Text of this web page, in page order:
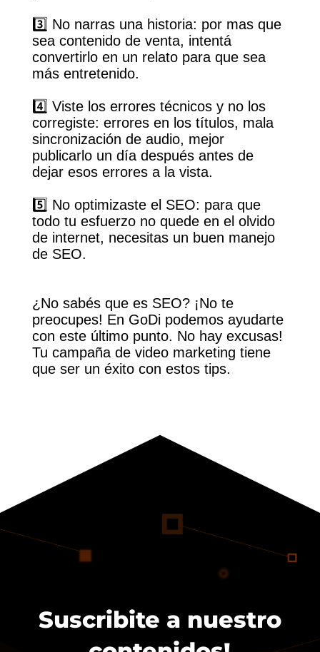
3️⃣ No narras una historia: por mas que
sea contenido de venta, intentá
convertirlo en un relato para que sea
más entretenido.
4️⃣ Viste los errores técnicos y no los
corregiste: errores en los títulos, mala
sincronización de audio, mejor
publicarlo un día después antes de
dejar esos errores a la vista.
5️⃣ No optimizaste el SEO: para que
todo tu esfuerzo no quede en el olvido
de internet, necesitas un buen manejo
de SEO.
¿No sabés que es SEO? ¡No te
preocupes! En GoDi podemos ayudarte
con este último punto. No hay excusas!
Tu campaña de video marketing tiene
que ser un éxito con estos tips.
Suscribite a nuestro